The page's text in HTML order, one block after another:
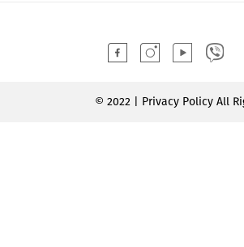
© 2022 | Privacy Policy All